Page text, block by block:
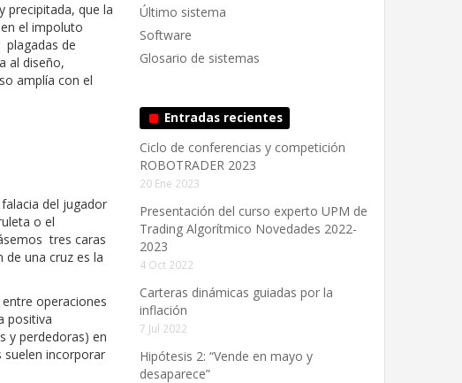
precipitada, que la
el impoluto
plagadas de
al diseño,
amplía con el
del jugador
o el
tres caras
una cruz es la
operaciones
positiva
y perdedoras) en
suelen incorporar
Último sistema
Software
Glosario de sistemas
Entradas recientes
Ciclo de conferencias y competición
ROBOTRADER 2023
20 Ene 2023
Presentación del curso experto UPM de
Trading Algorítmico Novedades 2022-
2023
4 Oct 2022
Carteras dinámicas guiadas por la
inflación
7 Jul 2022
Hipótesis 2: “Vende en mayo y
desaparece”